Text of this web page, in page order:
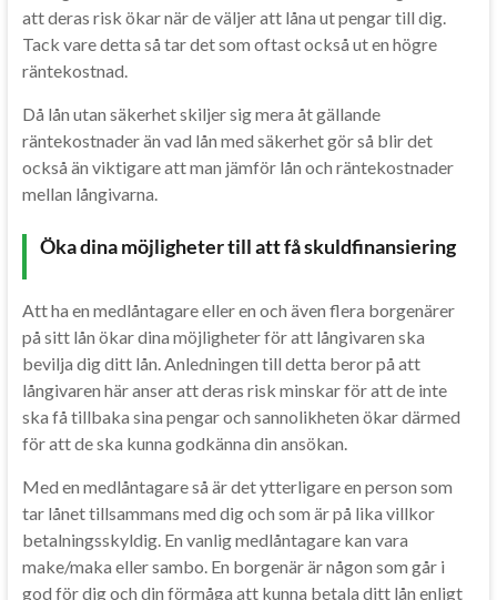
att deras risk ökar när de väljer att låna ut pengar till dig.
Tack vare detta så tar det som oftast också ut en högre
räntekostnad.
Då lån utan säkerhet skiljer sig mera åt gällande
räntekostnader än vad lån med säkerhet gör så blir det
också än viktigare att man jämför lån och räntekostnader
mellan långivarna.
Öka dina möjligheter till att få skuldfinansiering
Att ha en medlåntagare eller en och även flera borgenärer
på sitt lån ökar dina möjligheter för att långivaren ska
bevilja dig ditt lån. Anledningen till detta beror på att
långivaren här anser att deras risk minskar för att de inte
ska få tillbaka sina pengar och sannolikheten ökar därmed
för att de ska kunna godkänna din ansökan.
Med en medlåntagare så är det ytterligare en person som
tar lånet tillsammans med dig och som är på lika villkor
betalningsskyldig. En vanlig medlåntagare kan vara
make/maka eller sambo. En borgenär är någon som går i
god för dig och din förmåga att kunna betala ditt lån enligt